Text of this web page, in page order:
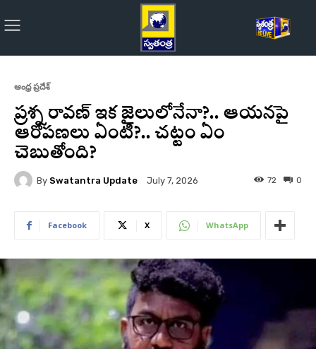
ఆంధ్ర ప్రదేశ్
ప్రశ్న రావణ్‌ ఇక జైలులోనేనా?.. ఆయనపై
ఆరోపణలు ఏంటి?.. చట్టం ఏం
చెబుతోంది?
By Swatantra Update July 7, 2026 0
72
Facebook X WhatsApp